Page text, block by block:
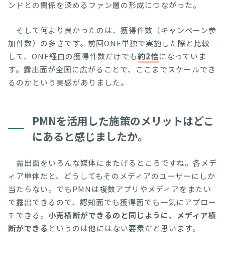
ンドとの関係を深めるファン層の形成につながった。
そして何より良かったのは、獲得件数（キャンペーン参
加件数）の多さです。前回ONE単独で実施した際と比較
して、ONE経由の獲得件数だけでも約2倍になっていま
す。露出面が全国に広がることで、ここまでスケールでき
るのかという実感がありました。
PMNを活用した施策のメリットはどこ
にあると感じましたか。
露出面をいろんな媒体にまたげるところですね。各メデ
ィア単体だと、どうしてもそのメディアのユーザーにしか
当たらない。でもPMNは複数アプリやメディアをまたい
で露出できるので、認知面でも獲得面でも一気にアプロー
チできる。 小売横断ができるのと同じように、メディア横
断ができる というのは他にはない要素だと思います。